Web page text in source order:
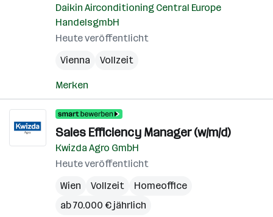
Daikin Airconditioning Central Europe
HandelsgmbH
Heute veröffentlicht
Vienna
Vollzeit
Merken
Sales Efficiency Manager (w/m/d)
Kwizda Agro GmbH
Heute veröffentlicht
Wien
Vollzeit
Homeoffice
ab 70.000 € jährlich